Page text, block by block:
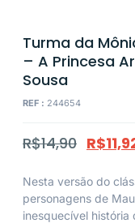
Turma da
– A Princesa
Sousa
REF : 244654
R$14,90 R$
Nesta versão do
personagens de
inesquecível história